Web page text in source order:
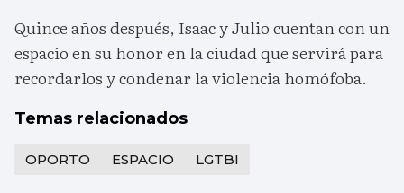
Quince años después, Isaac y Julio cuentan con un
espacio en su honor en la ciudad que servirá para
recordarlos y condenar la violencia homófoba.
Temas relacionados
OPORTO ESPACIO LGTBI